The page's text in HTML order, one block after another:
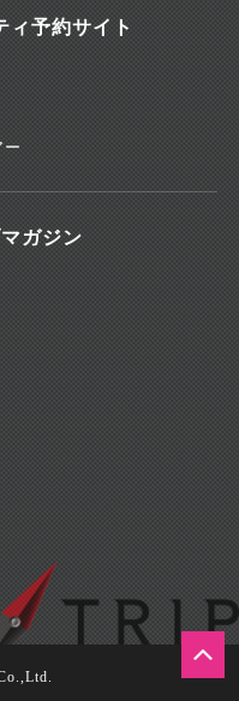
ィ予約サイト
ー
ガジン